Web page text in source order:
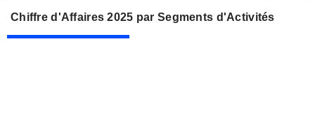
Chiffre d'Affaires 2025 par Segments d'Activités